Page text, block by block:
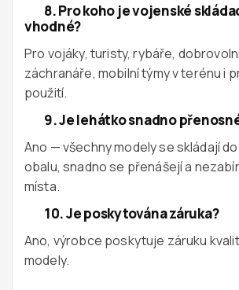
8. Pro koho je vojenské
vhodné?
Pro vojáky, turisty, rybáře,
záchranáře, mobilní týmy v terénu i
použití.
9. Je lehátko snadno
Ano — všechny modely se skládají
obalu, snadno se přenášejí a
místa.
10. Je poskytována záruka?
Ano, výrobce poskytuje záruku
modely.